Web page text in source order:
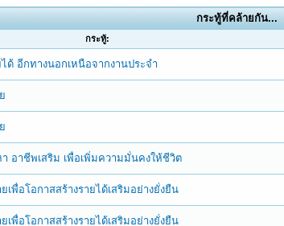
กระทู้ที่คล้ายกัน...
กระทู้:
ด้ อีกทางนอกเหนือจากงานประจำ
อาชีพเสริม เพื่อเพิ่มความมั่นคงให้ชีวิต
พื่อโอกาสสร้างรายได้เสริมอย่างยั่งยืน
พื่อโอกาสสร้างรายได้เสริมอย่างยั่งยืน